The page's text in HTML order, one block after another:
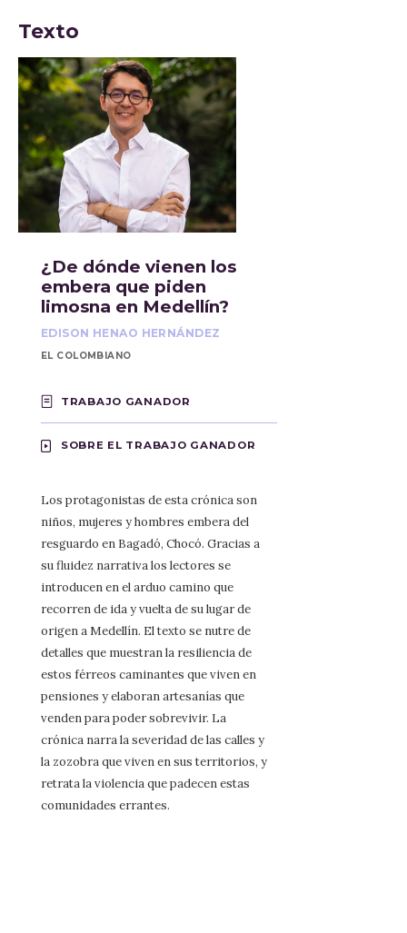
Texto
¿De dónde vienen los
embera que piden
limosna en Medellín?
EDISON HENAO HERNÁNDEZ
EL COLOMBIANO
TRABAJO GANADOR
SOBRE EL TRABAJO GANADOR
Los protagonistas de esta crónica son
niños, mujeres y hombres embera del
resguardo en Bagadó, Chocó. Gracias a
su fluidez narrativa los lectores se
introducen en el arduo camino que
recorren de ida y vuelta de su lugar de
origen a Medellín. El texto se nutre de
detalles que muestran la resiliencia de
estos férreos caminantes que viven en
pensiones y elaboran artesanías que
venden para poder sobrevivir. La
crónica narra la severidad de las calles y
la zozobra que viven en sus territorios, y
retrata la violencia que padecen estas
comunidades errantes.